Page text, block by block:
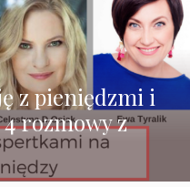
z pieniędzmi i
rozmowy z